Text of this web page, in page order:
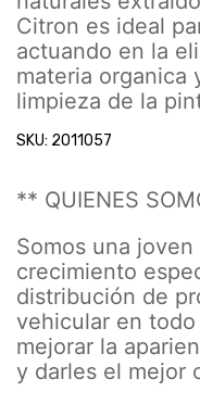
Citron es ideal
actuando en la
materia organica
limpieza de la
SKU: 2011057
**
Somos una
crecimiento
distribución de
vehicular en
mejorar la
y darles el mejor